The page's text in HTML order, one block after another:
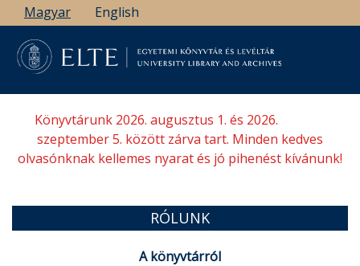
Ugrás
a
tartalomra
Magyar English
Könyvtárunk 2026. augusztus 1. és 2026.
szeptember 5. között zárva tart. Minden kedves
olvasónknak kellemes nyarat és jó pihenést kívánunk!
RÓLUNK
A könyvtárról